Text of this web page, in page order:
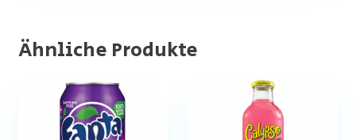
Ähnliche Produkte